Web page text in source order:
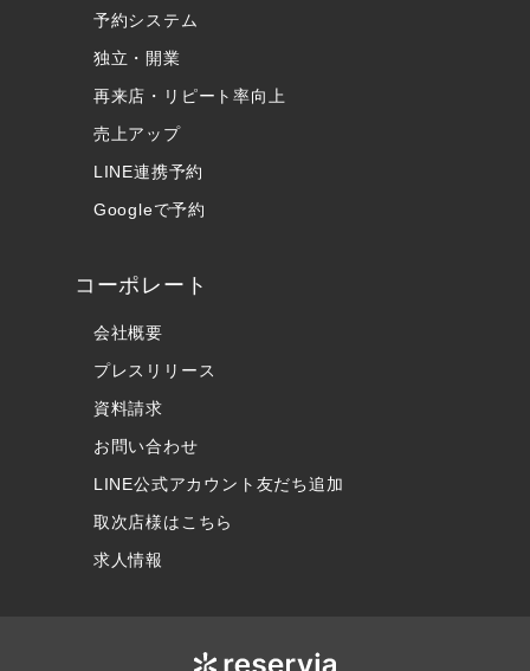
予約システム
独立・開業
再来店・リピート率向上
売上アップ
LINE連携予約
Googleで予約
コーポレート
会社概要
プレスリリース
資料請求
お問い合わせ
LINE公式アカウント友だち追加
取次店様はこちら
求人情報